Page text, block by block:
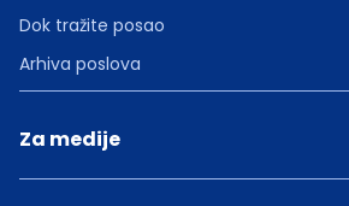
Dok tražite posao
Arhiva poslova
Za medije